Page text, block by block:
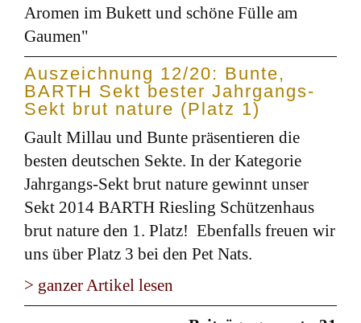
Aromen im Bukett und schöne Fülle am
Gaumen"
Auszeichnung 12/20: Bunte,
BARTH Sekt bester Jahrgangs-
Sekt brut nature (Platz 1)
Gault Millau und Bunte präsentieren die
besten deutschen Sekte. In der Kategorie
Jahrgangs-Sekt brut nature gewinnt unser
Sekt 2014 BARTH Riesling Schützenhaus
brut nature den 1. Platz! Ebenfalls freuen wir
uns über Platz 3 bei den Pet Nats.
> ganzer Artikel lesen